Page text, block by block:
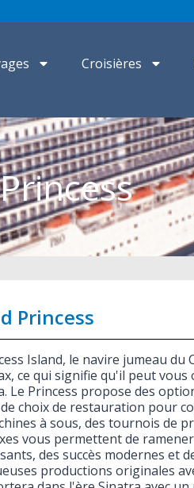
Croisières
Princess
Island, le navire jumeau
ce qui signifie qu'il peut
Le Princess propose des
choix de restauration pour
à sous, des tournois de
vous permettent de
des succès modernes et
productions originales